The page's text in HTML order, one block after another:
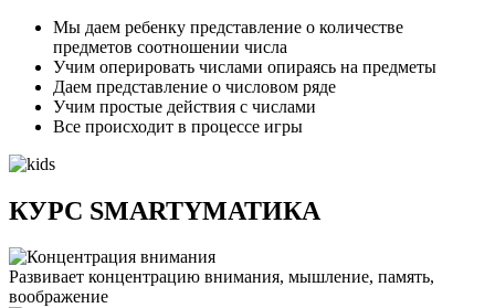
Мы даем ребенку представление о количестве
предметов соотношении числа
Учим оперировать числами опираясь на предметы
Даем представление о числовом ряде
Учим простые действия с числами
Все происходит в процессе игры
КУРС SMARTYМАТИКА
Развивает концентрацию внимания, мышление, память,
воображение